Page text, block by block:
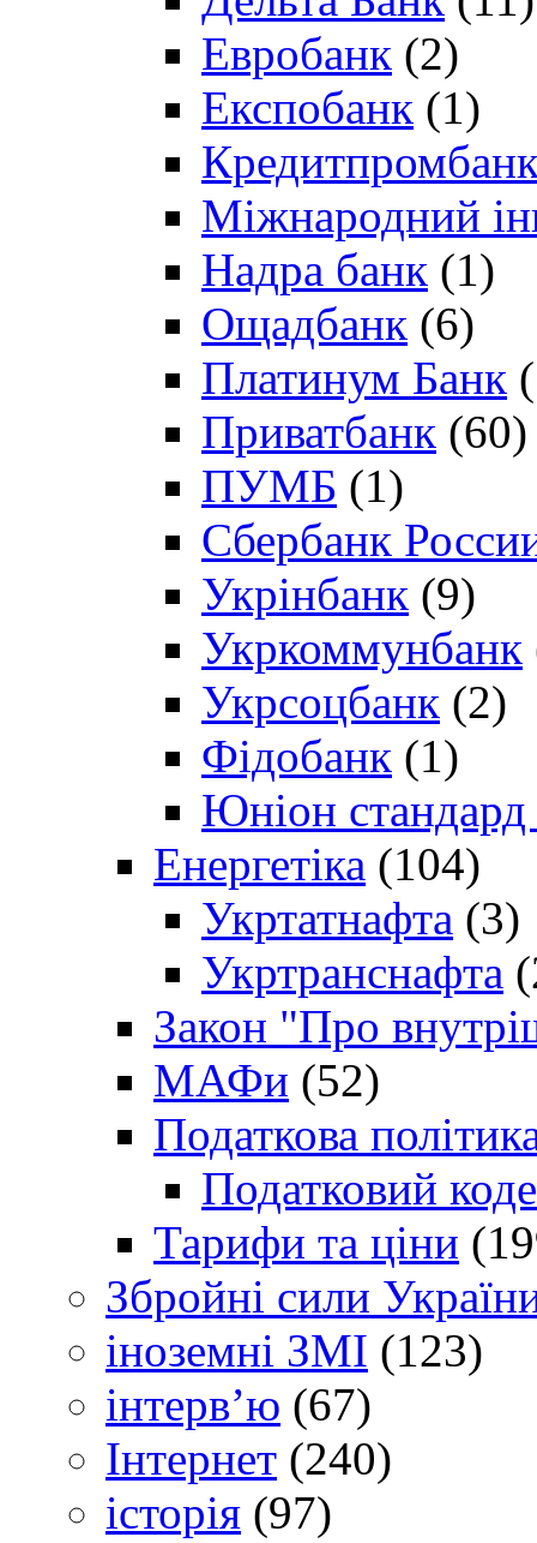
Евробанк (2)
Експобанк (1)
Міжнародний
Надра банк (1)
Ощадбанк (6)
Платинум Банк
Приватбанк (60)
ПУМБ (1)
Сбербанк
Укрінбанк (9)
Укркоммунбанк
Укрсоцбанк (2)
Фідобанк (1)
Юніон стандард
Енергетіка (104)
Укртатнафта (3)
Укртранснафта
Закон "Про
МАФи (52)
Податкова
Податковий
Тарифи та ціни
Збройні сили
іноземні ЗМІ (123)
інтерв’ю (67)
Інтернет (240)
історія (97)